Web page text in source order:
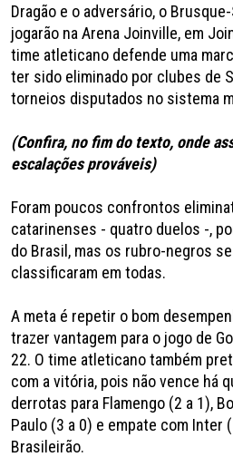
Dragão e o adversário, o
jogarão na Arena Joinville, em
time atleticano defende uma
ter sido eliminado por clubes de
torneios disputados no sistema
(Confira, no fim do texto, onde
escalações prováveis)
Foram poucos confrontos
catarinenses - quatro duelos -,
do Brasil, mas os rubro-negros
classificaram em todas.
A meta é repetir o bom
trazer vantagem para o jogo de
22. O time atleticano também
com a vitória, pois não vence há
derrotas para Flamengo (2 a 1),
Paulo (3 a 0) e empate com Inter
Brasileirão.